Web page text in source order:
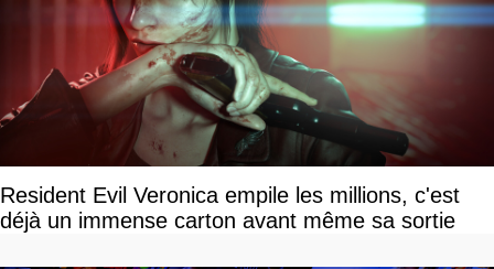
Resident Evil Veronica empile les millions, c'est
déjà un immense carton avant même sa sortie